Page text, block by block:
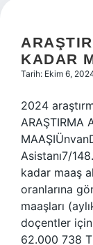
KADAR
Tarih: Ekim 6,
2024
ARAŞTIRMA
Asistanı7/
kadar maaş
oranlarına
maaşları
doçentler
62.000 738